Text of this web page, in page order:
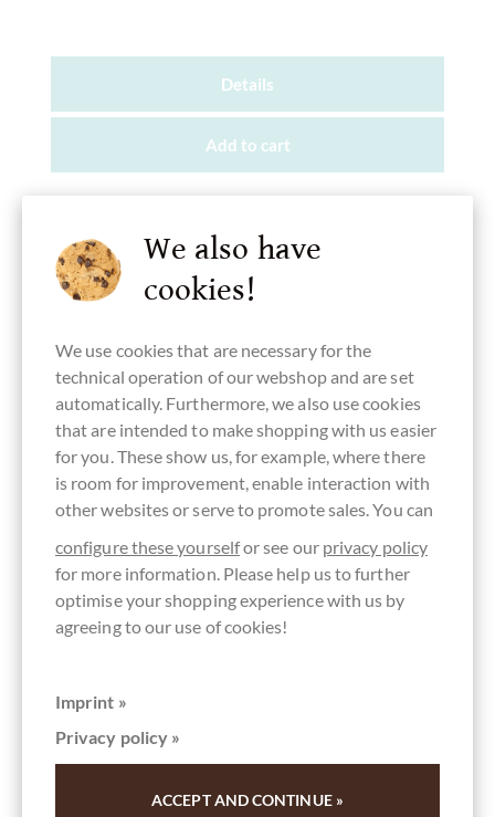
Details
Add to cart
€6.10
Add to wish list
We also have
cookies!
We use cookies that are necessary for the
technical operation of our webshop and are set
automatically. Furthermore, we also use cookies
that are intended to make shopping with us easier
for you. These show us, for example, where there
is room for improvement, enable interaction with
other websites or serve to promote sales. You can
configure these yourselfor see our privacy policy
for more information. Please help us to further
optimise your shopping experience with us by
agreeing to our use of cookies!
Imprint »
Privacy policy »
ACCEPT AND CONTINUE »